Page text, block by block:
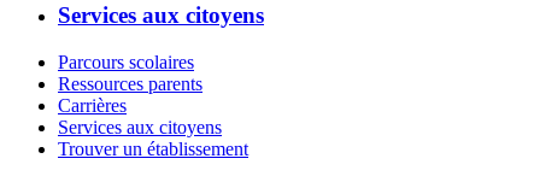
Services aux citoyens
Parcours scolaires
Ressources parents
Carrières
Services aux citoyens
Trouver un établissement